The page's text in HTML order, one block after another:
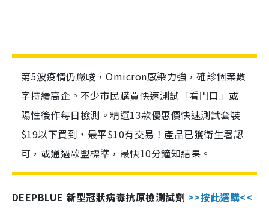
第5波疫情仍嚴峻，Omicron感染力強，確診個案數
字持續高企。不少市民購買快速測試「看門口」或
陽性後作每日檢測。精選13款優惠價快速測試套裝
$19以下買到，最平$10有交易！產品已獲衛生署認
可，或通過歐盟標準，最快10分鐘知結果。
DEEPBLUE 新型冠狀病毒抗原檢測試劑 >>按此選購<<